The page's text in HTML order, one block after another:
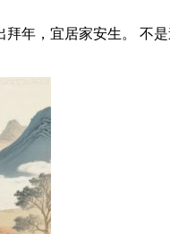
年，宜居家安生。 不